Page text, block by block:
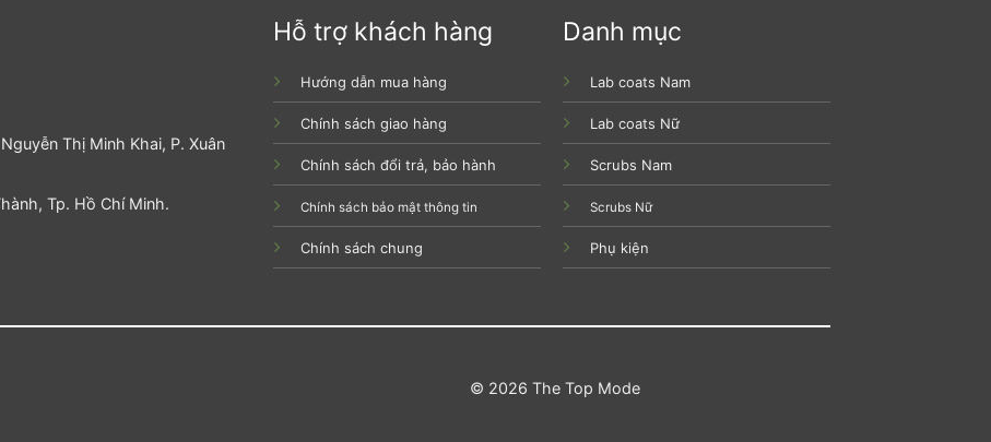
Thị Minh Khai, P. Xuân
Tp. Hồ Chí Minh.
Hỗ trợ khách hàng
Hướng dẫn mua hàng
Chính sách giao hàng
Chính sách đổi trả, bảo hành
Chính sách bảo mật thông tin
Chính sách chung
Danh mục
Lab coats Nam
Lab coats Nữ
Scrubs Nam
Scrubs Nữ
Phụ kiện
© 2026 The Top Mode